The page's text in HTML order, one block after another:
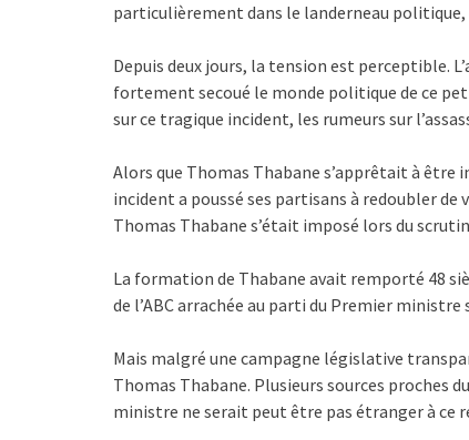
particulièrement dans le landerneau
Depuis deux jours, la tension est perceptible.
fortement secoué le monde politique de ce
sur ce tragique incident, les rumeurs sur
Alors que Thomas Thabane s’apprêtait à
incident a poussé ses partisans à redoubler de
Thomas Thabane s’était imposé lors du
La formation de Thabane avait remporté 48
de l’ABC arrachée au parti du Premier
Mais malgré une campagne législative
Thomas Thabane. Plusieurs sources proches
ministre ne serait peut être pas étranger à